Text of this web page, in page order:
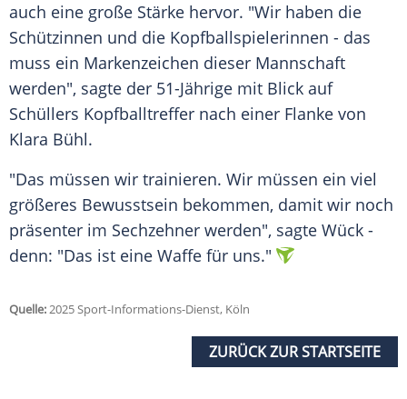
auch eine große Stärke hervor. "Wir haben die
Schützinnen und die Kopfballspielerinnen - das
muss ein Markenzeichen dieser Mannschaft
werden", sagte der 51-Jährige mit Blick auf
Schüllers Kopfballtreffer nach einer Flanke von
Klara Bühl.
"Das müssen wir trainieren. Wir müssen ein viel
größeres Bewusstsein bekommen, damit wir noch
präsenter im Sechzehner werden", sagte Wück -
denn: "Das ist eine Waffe für uns."
Quelle:2025 Sport-Informations-Dienst, Köln
ZURÜCK ZUR STARTSEITE